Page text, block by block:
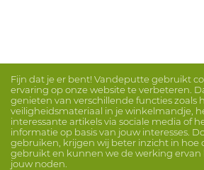
Fijn dat je er bent! Vandeputte gebruikt
ervaring op onze website te verbeteren.
genieten van verschillende functies zoals
veiligheidsmateriaal in je winkelmandje,
interessante artikels via sociale media of
informatie op basis van jouw interesses.
gebruiken, krijgen wij beter inzicht in hoe
gebruikt en kunnen we de werking
jouw noden.